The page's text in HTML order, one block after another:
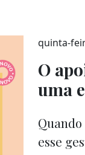
quinta-
O
uma
esse